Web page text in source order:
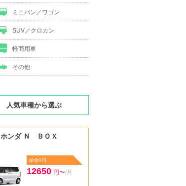
ミニバン／ワゴン
SUV／クロカン
軽商用車
その他
人気車種から選ぶ
ホンダ Ｎ ＢＯＸ
頭金0円
12650 円〜/月